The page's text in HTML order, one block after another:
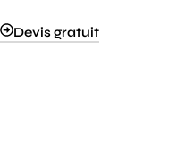
Devis gratuit